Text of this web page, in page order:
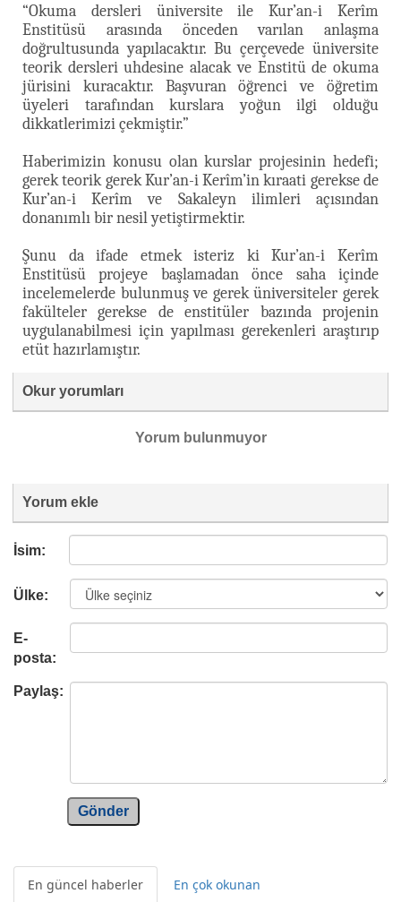
“Okuma dersleri üniversite ile Kur’an-i Kerîm
Enstitüsü arasında önceden varılan anlaşma
doğrultusunda yapılacaktır. Bu çerçevede üniversite
teorik dersleri uhdesine alacak ve Enstitü de okuma
jürisini kuracaktır. Başvuran öğrenci ve öğretim
üyeleri tarafından kurslara yoğun ilgi olduğu
dikkatlerimizi çekmiştir.”
Haberimizin konusu olan kurslar projesinin hedefi;
gerek teorik gerek Kur’an-i Kerîm’in kıraati gerekse de
Kur’an-i Kerîm ve Sakaleyn ilimleri açısından
donanımlı bir nesil yetiştirmektir.
Şunu da ifade etmek isteriz ki Kur’an-i Kerîm
Enstitüsü projeye başlamadan önce saha içinde
incelemelerde bulunmuş ve gerek üniversiteler gerek
fakülteler gerekse de enstitüler bazında projenin
uygulanabilmesi için yapılması gerekenleri araştırıp
etüt hazırlamıştır.
Okur yorumları
Yorum bulunmuyor
Yorum ekle
İsim:
Ülke:
E-
posta:
Paylaş:
Gönder
En güncel haberler En çok okunan